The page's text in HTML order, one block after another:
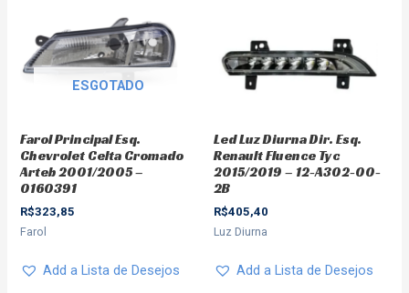
ESGOTADO
Farol Principal Esq.
Chevrolet Celta Cromado
Arteb 2001/2005 –
0160391
R$323,85
Farol
Add a Lista de Desejos
Led Luz Diurna Dir. Esq.
Renault Fluence Tyc
2015/2019 – 12-A302-00-
2B
R$405,40
Luz Diurna
Add a Lista de Desejos